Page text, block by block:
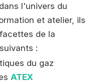
l'univers du
et atelier, ils
de la
:
du gaz
ATEX